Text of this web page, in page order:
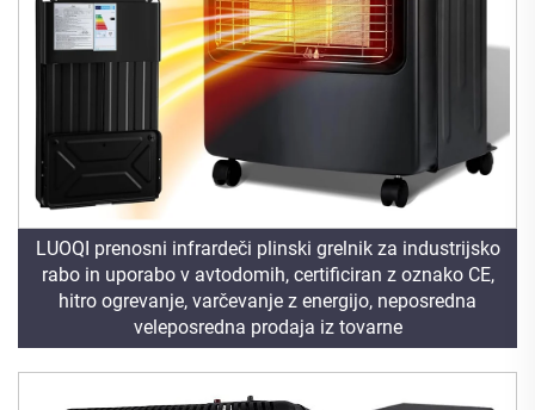
LUOQI prenosni infrardeči plinski grelnik za industrijsko
rabo in uporabo v avtodomih, certificiran z oznako CE,
hitro ogrevanje, varčevanje z energijo, neposredna
veleposredna prodaja iz tovarne